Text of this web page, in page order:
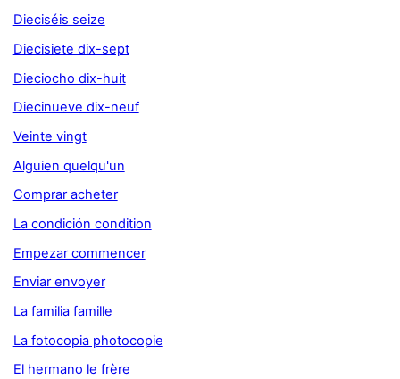
Dieciséis seize
Diecisiete dix-sept
Dieciocho dix-huit
Diecinueve dix-neuf
Veinte vingt
Alguien quelqu'un
Comprar acheter
La condición condition
Empezar commencer
Enviar envoyer
La familia famille
La fotocopia photocopie
El hermano le frère